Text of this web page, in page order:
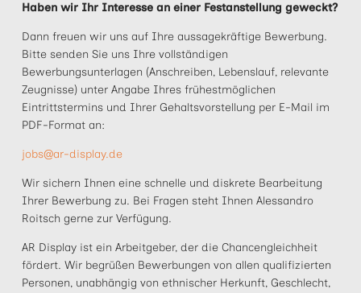
Haben wir Ihr Interesse an einer Festanstellung geweckt?
Dann freuen wir uns auf Ihre aussagekräftige Bewerbung.
Bitte senden Sie uns Ihre vollständigen
Bewerbungsunterlagen (Anschreiben, Lebenslauf, relevante
Zeugnisse) unter Angabe Ihres frühestmöglichen
Eintrittstermins und Ihrer Gehaltsvorstellung per E-Mail im
PDF-Format an:
jobs@ar-display.de
Wir sichern Ihnen eine schnelle und diskrete Bearbeitung
Ihrer Bewerbung zu. Bei Fragen steht Ihnen Alessandro
Roitsch gerne zur Verfügung.
AR Display ist ein Arbeitgeber, der die Chancengleichheit
fördert. Wir begrüßen Bewerbungen von allen qualifizierten
Personen, unabhängig von ethnischer Herkunft, Geschlecht,